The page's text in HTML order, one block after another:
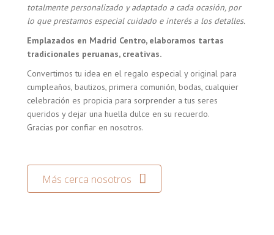
totalmente personalizado y adaptado a cada ocasión, por
lo que prestamos especial cuidado e interés a los detalles.
Emplazados en Madrid Centro, elaboramos tartas
tradicionales peruanas, creativas.
Convertimos tu idea en el regalo especial y original para
cumpleaños, bautizos, primera comunión, bodas, cualquier
celebración es propicia para sorprender a tus seres
queridos y dejar una huella dulce en su recuerdo.
Gracias por confiar en nosotros.
Más cerca nosotros